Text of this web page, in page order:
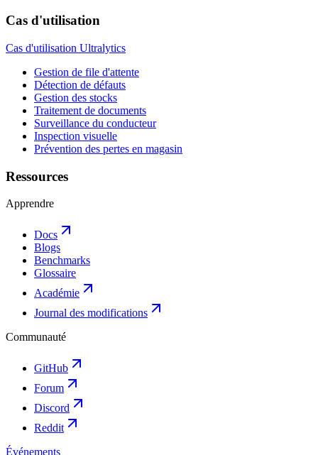
Cas d'utilisation
Cas d'utilisation Ultralytics
Gestion de file d'attente
Détection de défauts
Gestion des stocks
Traitement de documents
Surveillance du conducteur
Inspection visuelle
Prévention des pertes en magasin
Ressources
Apprendre
Docs
Blogs
Benchmarks
Glossaire
Académie
Journal des modifications
Communauté
GitHub
Forum
Discord
Reddit
Événements